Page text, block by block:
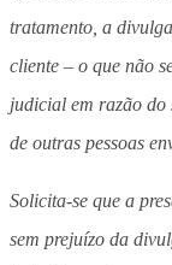
tratamento, a
cliente – o que não
judicial em razão do
de outras pessoas
Solicita-se que a
sem prejuízo da